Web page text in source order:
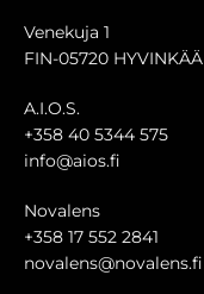
Venekuja 1
FIN-05720 HYVINKÄÄ
A.I.O.S.
+358 40 5344 575
info@aios.fi
Novalens
+358 17 552 2841
novalens@novalens.fi